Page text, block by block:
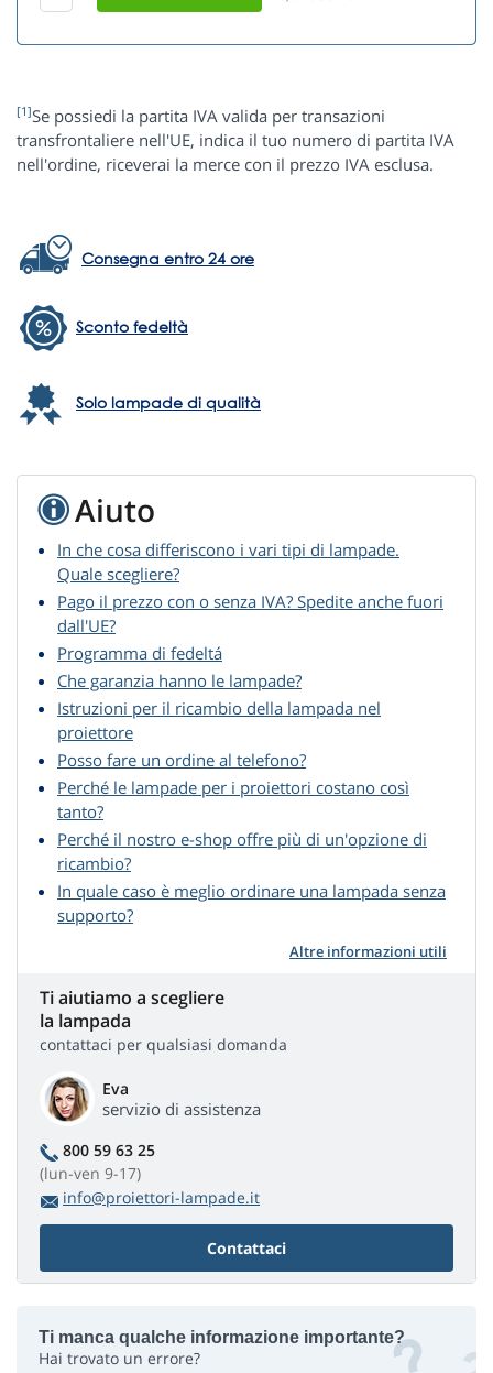
[1]Se possiedi la partita IVA valida per transazioni
transfrontaliere nell'UE, indica il tuo numero di partita IVA
nell'ordine, riceverai la merce con il prezzo IVA esclusa.
Consegna entro 24 ore
Sconto fedeltà
Solo lampade di qualità
Aiuto
In che cosa differiscono i vari tipi di lampade.
Quale scegliere?
Pago il prezzo con o senza IVA? Spedite anche fuori
dall'UE?
Programma di fedeltá
Che garanzia hanno le lampade?
Istruzioni per il ricambio della lampada nel
proiettore
Posso fare un ordine al telefono?
Perché le lampade per i proiettori costano così
tanto?
Perché il nostro e-shop offre più di un'opzione di
ricambio?
In quale caso è meglio ordinare una lampada senza
supporto?
Altre informazioni utili
Ti aiutiamo a scegliere
la lampada
contattaci per qualsiasi domanda
Eva
servizio di assistenza
800 59 63 25
(lun-ven 9-17)
info@proiettori-lampade.it
Contattaci
Ti manca qualche informazione importante?
Hai trovato un errore?